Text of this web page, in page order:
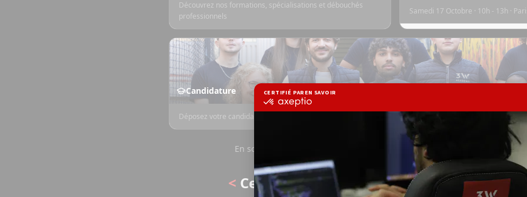
Découvrez nos formations, spécialisations et débouchés
professionnels
Samedi 17 Octobre · 10h - 13h ·
Candidature
Déposez votre candidature pour rejoindre la 3W Academy
En soumettant ce formulaire, vous acceptez d'être recontacté par la 3W
< Ce que nos étudiants pensent de notre